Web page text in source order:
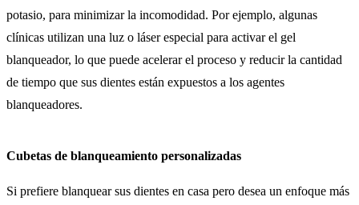
potasio, para minimizar la incomodidad. Por ejemplo, algunas
clínicas utilizan una luz o láser especial para activar el gel
blanqueador, lo que puede acelerar el proceso y reducir la cantidad
de tiempo que sus dientes están expuestos a los agentes
blanqueadores.
Cubetas de blanqueamiento personalizadas
Si prefiere blanquear sus dientes en casa pero desea un enfoque más